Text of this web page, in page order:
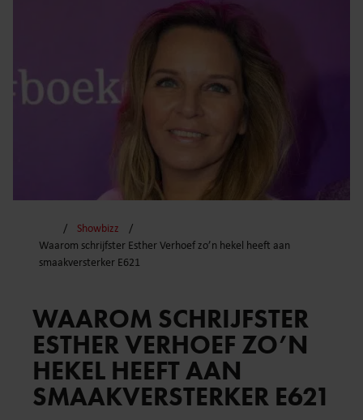
Showbizz
Waarom schrijfster Esther Verhoef zo’n hekel heeft aan
smaakversterker E621
WAAROM SCHRIJFSTER
ESTHER VERHOEF ZO’N
HEKEL HEEFT AAN
SMAAKVERSTERKER E621